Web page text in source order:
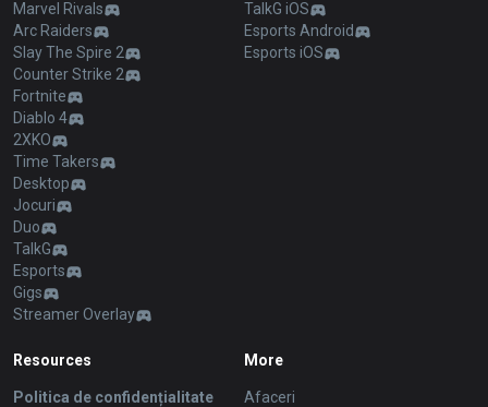
Marvel Rivals
Arc Raiders
Slay The Spire 2
Counter Strike 2
Fortnite
Diablo 4
2XKO
Time Takers
Desktop
Jocuri
Duo
TalkG
Esports
Gigs
Streamer Overlay
TalkG iOS
Esports Android
Esports iOS
Resources
Politica de confidențialitate
More
Afaceri